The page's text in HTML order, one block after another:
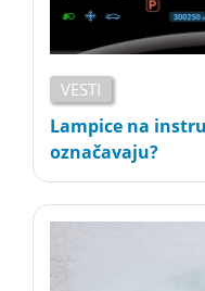
VESTI
Lampice na
označavaju?